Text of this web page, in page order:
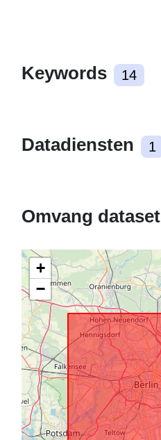
Keywords 14
Datadiensten 1
Omvang dataset
+
−